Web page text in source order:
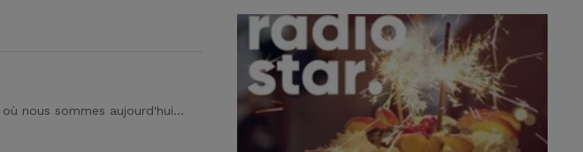
Noémie Serrano est chef de produit chez PortAventura, au siège administratif où nous sommes aujourd'hui, juste à coté du parc